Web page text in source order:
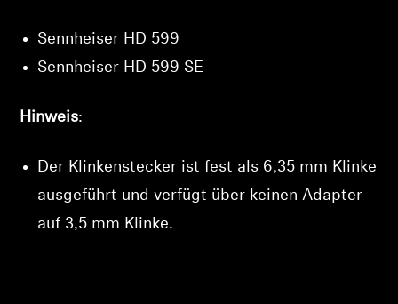
Sennheiser HD 599
Sennheiser HD 599 SE
Hinweis:
Der Klinkenstecker ist fest als 6,35 mm Klinke
ausgeführt und verfügt über keinen Adapter
auf 3,5 mm Klinke.